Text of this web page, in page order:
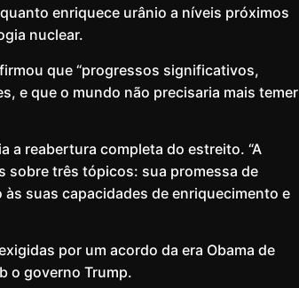
enriquece urânio a níveis próximos
nuclear.
que “progressos significativos,
e que o mundo não precisaria mais temer
a reabertura completa do estreito. “A
sobre três tópicos: sua promessa de
suas capacidades de enriquecimento e
por um acordo da era Obama de
o governo Trump.